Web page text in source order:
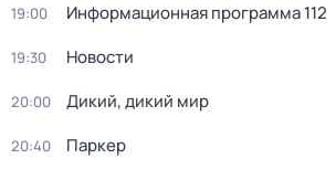
19:00 Информационная программа 112
19:30 Новости
20:00 Дикий, дикий мир
20:40 Паркер